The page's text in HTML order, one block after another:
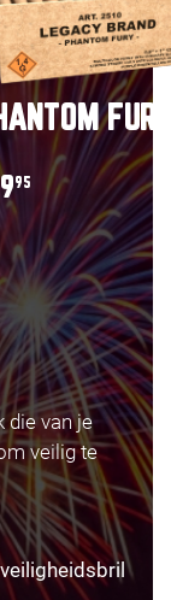
95
die van je
veilig te